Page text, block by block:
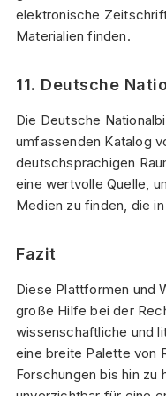
elektronische
Materialien finden.
11. Deutsche
Die Deutsche
umfassenden Katalog
deutschsprachigen
eine wertvolle Quelle,
Medien zu finden, die
Fazit
Diese Plattformen und
große Hilfe bei der
wissenschaftliche und
eine breite Palette von
Forschungen bis hin zu